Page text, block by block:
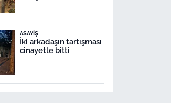
ASAYIŞ
İki arkadaşın tartışması
cinayetle bitti